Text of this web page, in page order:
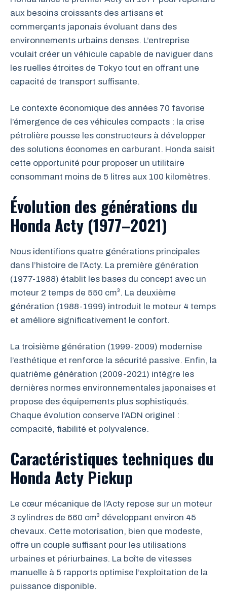
aux besoins croissants des artisans et
commerçants japonais évoluant dans des
environnements urbains denses. L’entreprise
voulait créer un véhicule capable de naviguer dans
les ruelles étroites de Tokyo tout en offrant une
capacité de transport suffisante.
Le contexte économique des années 70 favorise
l’émergence de ces véhicules compacts : la crise
pétrolière pousse les constructeurs à développer
des solutions économes en carburant. Honda saisit
cette opportunité pour proposer un utilitaire
consommant moins de 5 litres aux 100 kilomètres.
Évolution des générations du
Honda Acty (1977–2021)
Nous identifions quatre générations principales
dans l’histoire de l’Acty. La première génération
(1977-1988) établit les bases du concept avec un
moteur 2 temps de 550 cm³. La deuxième
génération (1988-1999) introduit le moteur 4 temps
et améliore significativement le confort.
La troisième génération (1999-2009) modernise
l’esthétique et renforce la sécurité passive. Enfin, la
quatrième génération (2009-2021) intègre les
dernières normes environnementales japonaises et
propose des équipements plus sophistiqués.
Chaque évolution conserve l’ADN originel :
compacité, fiabilité et polyvalence.
Caractéristiques techniques du
Honda Acty Pickup
Le cœur mécanique de l’Acty repose sur un moteur
3 cylindres de 660 cm³ développant environ 45
chevaux. Cette motorisation, bien que modeste,
offre un couple suffisant pour les utilisations
urbaines et périurbaines. La boîte de vitesses
manuelle à 5 rapports optimise l’exploitation de la
puissance disponible.